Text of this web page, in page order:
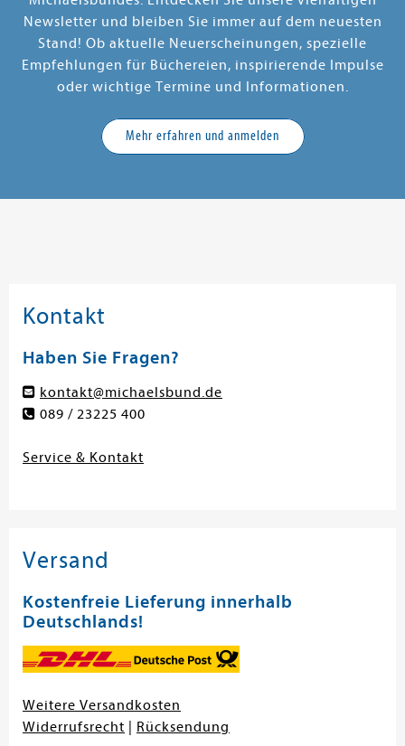
Newsletter und bleiben Sie immer auf dem neuesten
Stand! Ob aktuelle Neuerscheinungen, spezielle
Empfehlungen für Büchereien, inspirierende Impulse
oder wichtige Termine und Informationen.
Mehr erfahren und anmelden
Kontakt
Haben Sie Fragen?
kontakt@michaelsbund.de
089 / 23225 400
Service & Kontakt
Versand
Kostenfreie Lieferung innerhalb
Deutschlands!
Weitere Versandkosten
Widerrufsrecht
Rücksendung